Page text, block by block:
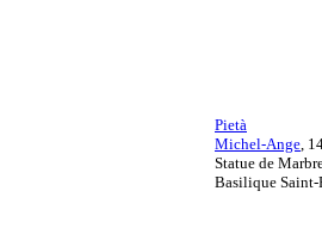
Pietà
Michel-Ange,
Statue de
Basilique Saint-